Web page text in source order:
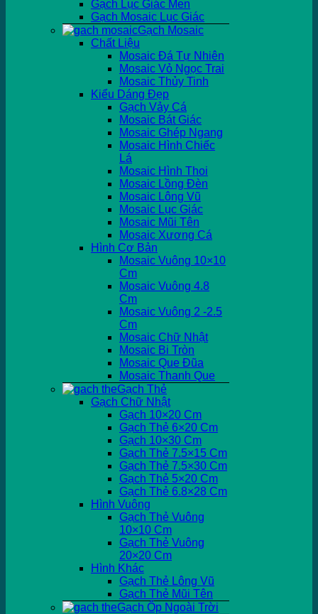
Gạch Lục Giác Men
Gạch Mosaic Lục Giác
Gạch Mosaic
Chất Liệu
Mosaic Đá Tự Nhiên
Mosaic Vỏ Ngọc Trai
Mosaic Thủy Tinh
Kiểu Dáng Đẹp
Gạch Vảy Cá
Mosaic Bát Giác
Mosaic Ghép Ngang
Mosaic Hình Chiếc
Lá
Mosaic Hình Thoi
Mosaic Lồng Đèn
Mosaic Lông Vũ
Mosaic Lục Giác
Mosaic Mũi Tên
Mosaic Xương Cá
Hình Cơ Bản
Mosaic Vuông 10×10
Cm
Mosaic Vuông 4.8
Cm
Mosaic Vuông 2 -2.5
Cm
Mosaic Chữ Nhật
Mosaic Bi Tròn
Mosaic Que Đũa
Mosaic Thanh Que
Gạch Thẻ
Gạch Chữ Nhật
Gạch 10×20 Cm
Gạch Thẻ 6×20 Cm
Gạch 10×30 Cm
Gạch Thẻ 7.5×15 Cm
Gạch Thẻ 7.5×30 Cm
Gạch Thẻ 5×20 Cm
Gạch Thẻ 6.8×28 Cm
Hình Vuông
Gạch Thẻ Vuông
10×10 Cm
Gạch Thẻ Vuông
20×20 Cm
Hình Khác
Gạch Thẻ Lông Vũ
Gạch Thẻ Mũi Tên
Gạch Ốp Ngoài Trời